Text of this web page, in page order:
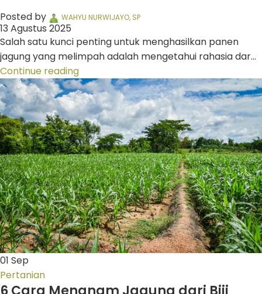
Posted by WAHYU NURWIJAYO, SP
13 Agustus 2025
Salah satu kunci penting untuk menghasilkan panen
jagung yang melimpah adalah mengetahui rahasia dar...
Continue reading
01 Sep
Pertanian